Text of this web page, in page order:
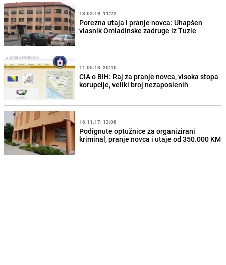
13.02.19. 11:22
Porezna utaja i pranje novca: Uhapšen
vlasnik Omladinske zadruge iz Tuzle
11.05.18. 20:40
CIA o BIH: Raj za pranje novca, visoka stopa
korupcije, veliki broj nezaposlenih
16.11.17. 13:08
Podignute optužnice za organizirani
kriminal, pranje novca i utaje od 350.000 KM